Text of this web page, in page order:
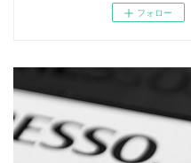
フォロー